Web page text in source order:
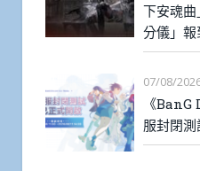
下安魂
分儀」報
07/08/
《
服封閉